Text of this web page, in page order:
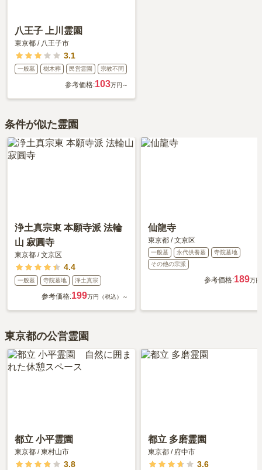
八王子 上川霊園
東京都 / 八王子市
3.1
一般墓 樹木葬 民営霊園 宗教不問
参考価格:103万円～
条件が似た霊園
浄土真宗東 本願寺派 法輪
山 寂圓寺
東京都 /文京区
4.4
一般墓 寺院墓地 浄土真宗
参考価格:199万円（税込）～
仙龍寺
東京都 /文京区
一般墓 永代供養墓
寺院墓地
その他の宗派
参考価格:189万円
東京都の公営霊園
都立 小平霊園
東京都 /東村山市
3.8
都立 多磨霊園
東京都 / 府中市
3.6